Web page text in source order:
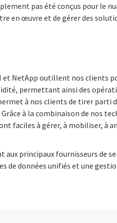
pas été conçus pour le
en œuvre et de gérer des
et NetApp outillent nos clients
permettant ainsi des
à nos clients de tirer parti
à la combinaison de nos
faciles à gérer, à mobiliser, à
principaux fournisseurs de
de données unifiés et une